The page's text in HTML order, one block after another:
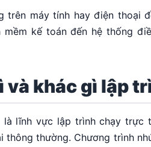
trên máy tính hay điện thoại
kế toán đến hệ thống
và khác gì lập
là lĩnh vực lập trình chạy
thông thường. Chương trình